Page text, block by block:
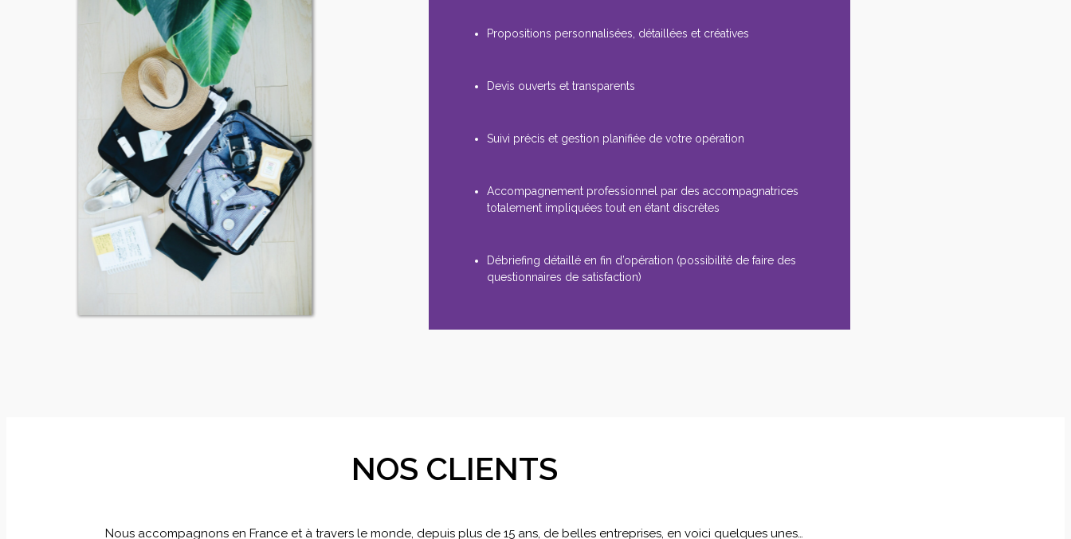
Propositions personnalisées, détaillées et créatives
Devis ouverts et transparents
Suivi précis et gestion planifiée de votre opération
Accompagnement professionnel par des accompagnatrices
totalement impliquées tout en étant discrètes
Débriefing détaillé en fin d’opération (possibilité de faire des
questionnaires de satisfaction)
NOS CLIENTS
Nous accompagnons en France et à travers le monde, depuis plus de 15 ans, de belles entreprises, en voici quelques unes…